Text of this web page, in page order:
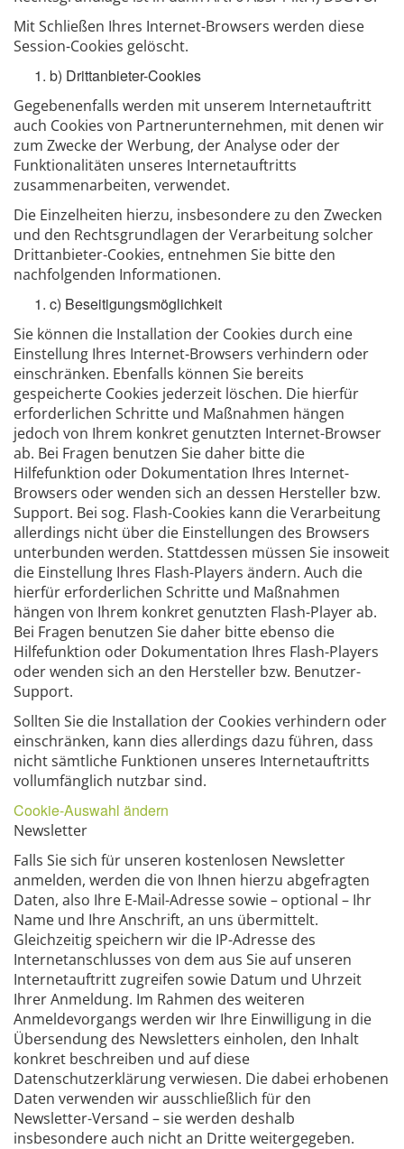
Mit Schließen Ihres Internet-Browsers werden diese
Session-Cookies gelöscht.
b) Drittanbieter-Cookies
Gegebenenfalls werden mit unserem Internetauftritt
auch Cookies von Partnerunternehmen, mit denen wir
zum Zwecke der Werbung, der Analyse oder der
Funktionalitäten unseres Internetauftritts
zusammenarbeiten, verwendet.
Die Einzelheiten hierzu, insbesondere zu den Zwecken
und den Rechtsgrundlagen der Verarbeitung solcher
Drittanbieter-Cookies, entnehmen Sie bitte den
nachfolgenden Informationen.
c) Beseitigungsmöglichkeit
Sie können die Installation der Cookies durch eine
Einstellung Ihres Internet-Browsers verhindern oder
einschränken. Ebenfalls können Sie bereits
gespeicherte Cookies jederzeit löschen. Die hierfür
erforderlichen Schritte und Maßnahmen hängen
jedoch von Ihrem konkret genutzten Internet-Browser
ab. Bei Fragen benutzen Sie daher bitte die
Hilfefunktion oder Dokumentation Ihres Internet-
Browsers oder wenden sich an dessen Hersteller bzw.
Support. Bei sog. Flash-Cookies kann die Verarbeitung
allerdings nicht über die Einstellungen des Browsers
unterbunden werden. Stattdessen müssen Sie insoweit
die Einstellung Ihres Flash-Players ändern. Auch die
hierfür erforderlichen Schritte und Maßnahmen
hängen von Ihrem konkret genutzten Flash-Player ab.
Bei Fragen benutzen Sie daher bitte ebenso die
Hilfefunktion oder Dokumentation Ihres Flash-Players
oder wenden sich an den Hersteller bzw. Benutzer-
Support.
Sollten Sie die Installation der Cookies verhindern oder
einschränken, kann dies allerdings dazu führen, dass
nicht sämtliche Funktionen unseres Internetauftritts
vollumfänglich nutzbar sind.
Cookie-Auswahl ändern
Newsletter
Falls Sie sich für unseren kostenlosen Newsletter
anmelden, werden die von Ihnen hierzu abgefragten
Daten, also Ihre E-Mail-Adresse sowie – optional – Ihr
Name und Ihre Anschrift, an uns übermittelt.
Gleichzeitig speichern wir die IP-Adresse des
Internetanschlusses von dem aus Sie auf unseren
Internetauftritt zugreifen sowie Datum und Uhrzeit
Ihrer Anmeldung. Im Rahmen des weiteren
Anmeldevorgangs werden wir Ihre Einwilligung in die
Übersendung des Newsletters einholen, den Inhalt
konkret beschreiben und auf diese
Datenschutzerklärung verwiesen. Die dabei erhobenen
Daten verwenden wir ausschließlich für den
Newsletter-Versand – sie werden deshalb
insbesondere auch nicht an Dritte weitergegeben.